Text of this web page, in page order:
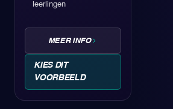
leerlingen
MEER INFO
KIES DIT
VOORBEELD